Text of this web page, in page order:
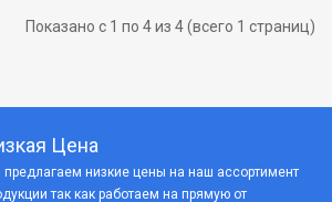
Показано с 1 по 4 из 4 (всего 1 страниц)
Цена
низкие цены на наш ассортимент
так как работаем на прямую от